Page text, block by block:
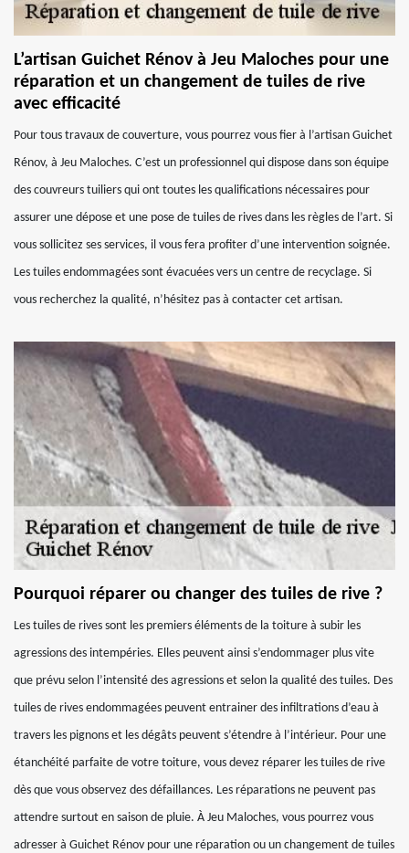
L’artisan Guichet Rénov à Jeu Maloches pour une
réparation et un changement de tuiles de rive
avec efficacité
Pour tous travaux de couverture, vous pourrez vous fier à l’artisan Guichet
Rénov, à Jeu Maloches. C’est un professionnel qui dispose dans son équipe
des couvreurs tuiliers qui ont toutes les qualifications nécessaires pour
assurer une dépose et une pose de tuiles de rives dans les règles de l’art. Si
vous sollicitez ses services, il vous fera profiter d’une intervention soignée.
Les tuiles endommagées sont évacuées vers un centre de recyclage. Si
vous recherchez la qualité, n’hésitez pas à contacter cet artisan.
Pourquoi réparer ou changer des tuiles de rive ?
Les tuiles de rives sont les premiers éléments de la toiture à subir les
agressions des intempéries. Elles peuvent ainsi s’endommager plus vite
que prévu selon l’intensité des agressions et selon la qualité des tuiles. Des
tuiles de rives endommagées peuvent entrainer des infiltrations d’eau à
travers les pignons et les dégâts peuvent s’étendre à l’intérieur. Pour une
étanchéité parfaite de votre toiture, vous devez réparer les tuiles de rive
dès que vous observez des défaillances. Les réparations ne peuvent pas
attendre surtout en saison de pluie. À Jeu Maloches, vous pourrez vous
adresser à Guichet Rénov pour une réparation ou un changement de tuiles